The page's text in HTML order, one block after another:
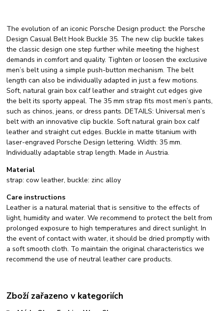
The evolution of an iconic Porsche Design product: the Porsche
Design Casual Belt Hook Buckle 35. The new clip buckle takes
the classic design one step further while meeting the highest
demands in comfort and quality. Tighten or loosen the exclusive
men’s belt using a simple push-button mechanism. The belt
length can also be individually adapted in just a few motions.
Soft, natural grain box calf leather and straight cut edges give
the belt its sporty appeal. The 35 mm strap fits most men’s pants,
such as chinos, jeans, or dress pants. DETAILS: Universal men’s
belt with an innovative clip buckle. Soft natural grain box calf
leather and straight cut edges. Buckle in matte titanium with
laser-engraved Porsche Design lettering. Width: 35 mm.
Individually adaptable strap length. Made in Austria.
Material
strap: cow leather, buckle: zinc alloy
Care instructions
Leather is a natural material that is sensitive to the effects of
light, humidity and water. We recommend to protect the belt from
prolonged exposure to high temperatures and direct sunlight. In
the event of contact with water, it should be dried promptly with
a soft smooth cloth. To maintain the original characteristics we
recommend the use of neutral leather care products.
Zboží zařazeno v kategoriích